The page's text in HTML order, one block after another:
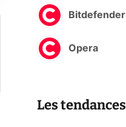
Bitdefender
Opera
Les tendances